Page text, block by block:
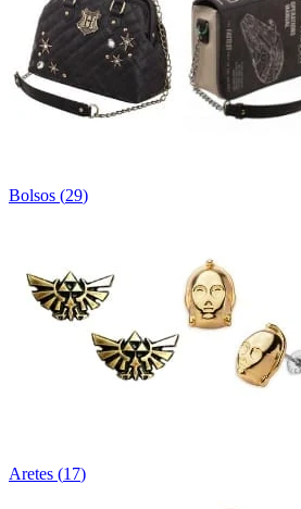
Bolsos (29)
Aretes (17)